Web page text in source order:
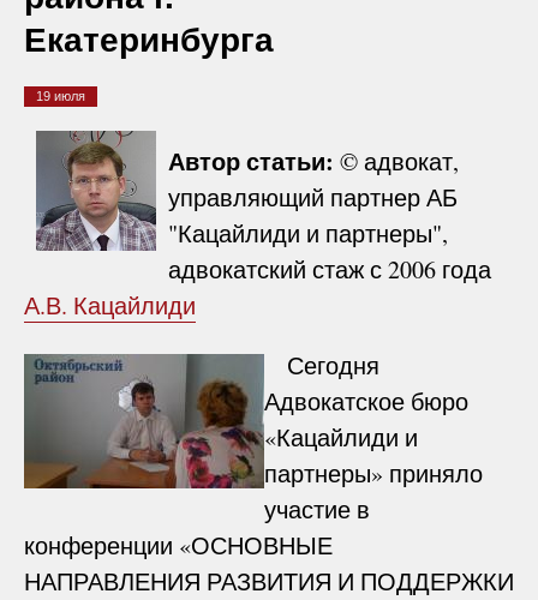
Екатеринбурга
19 июля
Автор статьи: © адвокат,
управляющий партнер АБ
"Кацайлиди и партнеры",
адвокатский стаж с 2006 года
А.В. Кацайлиди
Сегодня
Адвокатское бюро
«Кацайлиди и
партнеры» приняло
участие в
конференции «ОСНОВНЫЕ
НАПРАВЛЕНИЯ РАЗВИТИЯ И ПОДДЕРЖКИ